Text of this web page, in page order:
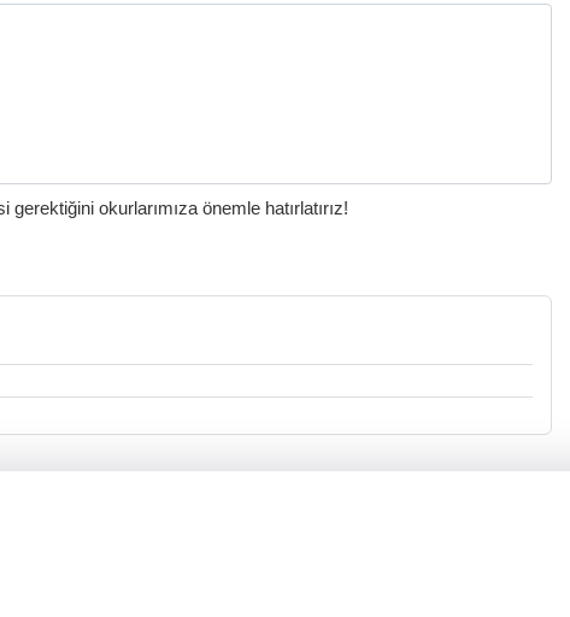
okurlarımıza önemle hatırlatırız!